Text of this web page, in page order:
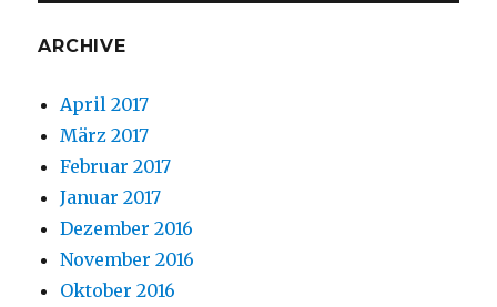
ARCHIVE
April 2017
März 2017
Februar 2017
Januar 2017
Dezember 2016
November 2016
Oktober 2016